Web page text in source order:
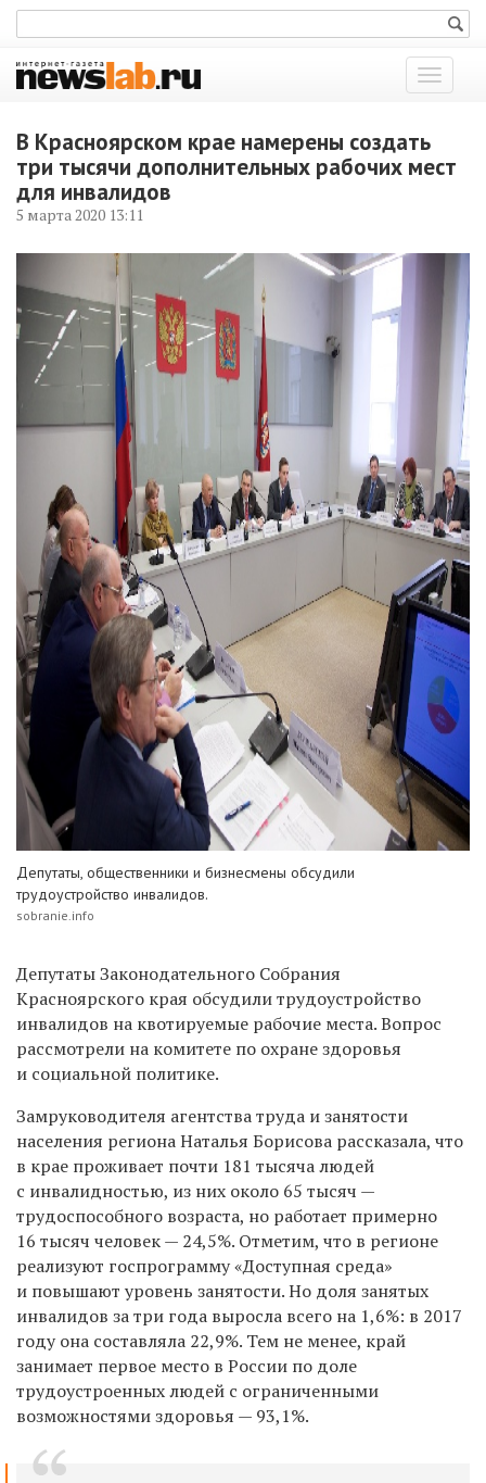
Показать
меню
В Красноярском крае намерены создать
три тысячи дополнительных рабочих мест
для инвалидов
5 марта 2020 13:11
Депутаты, общественники и бизнесмены обсудили
трудоустройство инвалидов.
sobranie.info
Депутаты Законодательного Собрания
Красноярского края обсудили трудоустройство
инвалидов на квотируемые рабочие места. Вопрос
рассмотрели на комитете по охране здоровья
и социальной политике.
Замруководителя агентства труда и занятости
населения региона Наталья Борисова рассказала, что
в крае проживает почти 181 тысяча людей
с инвалидностью, из них около 65 тысяч —
трудоспособного возраста, но работает примерно
16 тысяч человек — 24,5%. Отметим, что в регионе
реализуют госпрограмму «Доступная среда»
и повышают уровень занятости. Но доля занятых
инвалидов за три года выросла всего на 1,6%: в 2017
году она составляла 22,9%. Тем не менее, край
занимает первое место в России по доле
трудоустроенных людей с ограниченными
возможностями здоровья — 93,1%.